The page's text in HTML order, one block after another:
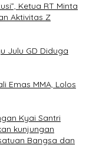
Ketua RT Minta
Aktivitas Z
Julu GD Diduga
Emas MMA, Lolos
Kyai Santri
kunjungan
Bangsa dan